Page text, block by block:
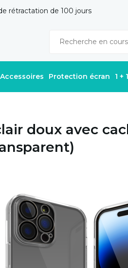
rétractation de 100 jours
Accessoires Protection écran 1 +
doux avec